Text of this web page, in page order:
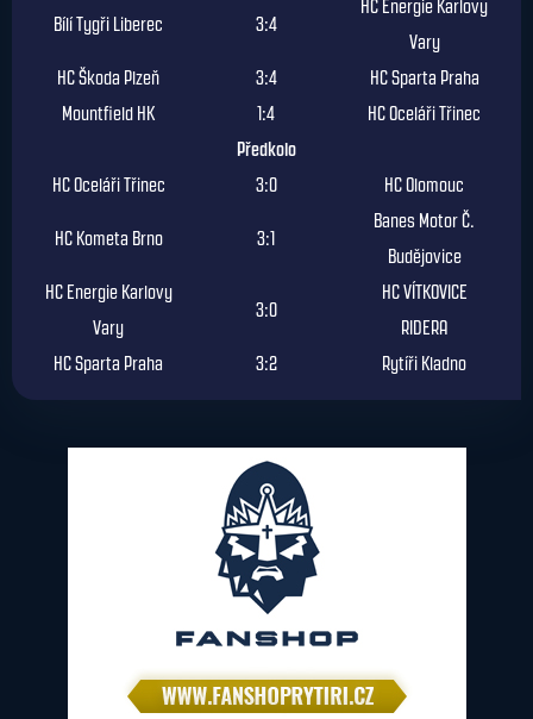
Bílí Tygři Liberec 3:4
HC Energie Karlovy
Vary
HC Škoda Plzeň
3:4
HC Sparta Praha
Mountfield HK
1:4
HC Oceláři Třinec
Předkolo
HC Oceláři Třinec
3:0 HC Olomouc
HC Kometa Brno 3:1
Banes Motor Č.
Budějovice
HC Energie Karlovy
Vary
3:0
HC VÍTKOVICE
RIDERA
HC Sparta Praha
3:2 Rytíři Kladno